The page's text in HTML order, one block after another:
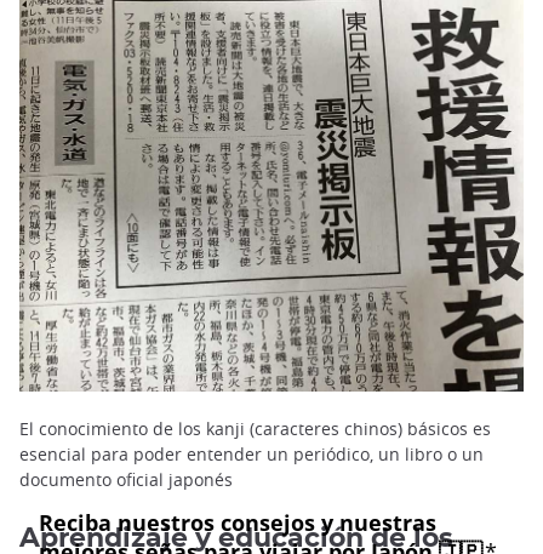
El conocimiento de los kanji (caracteres chinos) básicos es
esencial para poder entender un periódico, un libro o un
documento oficial japonés
Aprendizaje y educación de los